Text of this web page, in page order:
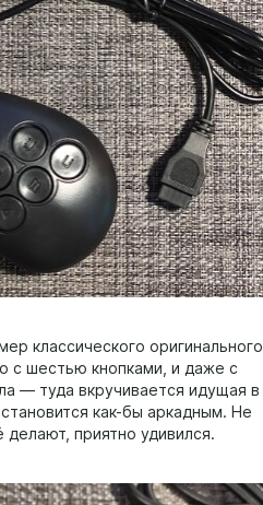
классического оригинального
с шестью кнопками, и даже с
— туда вкручивается идущая в
как-бы аркадным. Не
приятно удивился.